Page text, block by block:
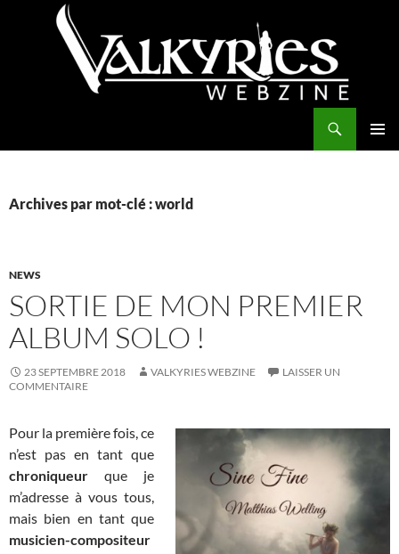
Archives par mot-clé : world
NEWS
SORTIE DE MON PREMIER
ALBUM SOLO !
23 SEPTEMBRE 2018 VALKYRIES WEBZINE
LAISSER UN
COMMENTAIRE
Pour la première fois, ce
n’est pas en tant que
chroniqueur que je
m’adresse à vous tous,
mais bien en tant que
musicien-compositeur